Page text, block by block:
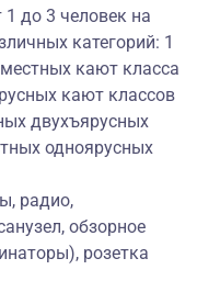
до 3 человек на
категорий: 1
кают класса
кают классов
двухъярусных
одноярусных
радио,
обзорное
розетка